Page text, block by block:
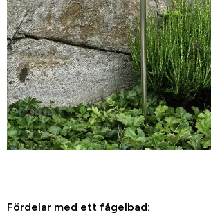
Fördelar med ett fågelbad: